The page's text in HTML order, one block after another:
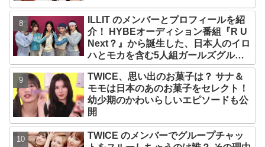
ILLIT のメンバーとプロフィールを紹
介！ HYBEオーディション番組『R U
Next？』から誕生した、日本人のイロ
ハとモカを含む5人組ガールズグルー
プ！ デビュー曲「Magnetic」がいき
なりの大ヒット
TWICE、思い出のお菓子は？ サナ＆
モモは日本のあのお菓子をセレクト！
幼少期のかわいらしいエピソードも公
開
TWICE のメンバーでグループチャッ